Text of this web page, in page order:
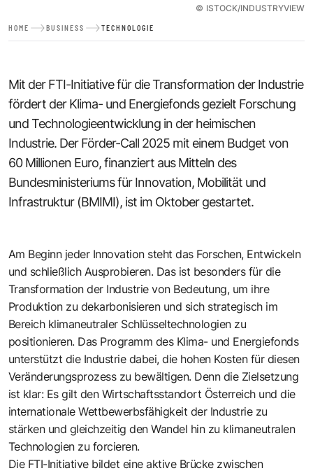
© ISTOCK/INDUSTRYVIEW
HOME BUSINESS TECHNOLOGIE
Mit derFTI-Initiativefür die Transformation der Industrie
fördert der Klima- und Energiefonds gezielt Forschung
und Technologieentwicklung in der heimischen
Industrie. Der Förder-Call 2025 mit einem Budget von
60 Millionen Euro, finanziert aus Mitteln des
Bundesministeriums für Innovation, Mobilität und
Infrastruktur (BMIMI), ist im Oktober gestartet.
Am Beginn jeder Innovation steht das Forschen, Entwickeln
und schließlich Ausprobieren. Das ist besonders für die
Transformation der Industrie von Bedeutung, um ihre
Produktion zu dekarbonisieren und sich strategisch im
Bereich klimaneutraler Schlüsseltechnologien zu
positionieren. Das Programm des Klima- und Energiefonds
unterstützt die Industrie dabei, die hohen Kosten für diesen
Veränderungsprozess zu bewältigen. Denn die Zielsetzung
ist klar: Es gilt den Wirtschaftsstandort Österreich und die
internationale Wettbewerbsfähigkeit der Industrie zu
stärken und gleichzeitig den Wandel hin zu klimaneutralen
Technologien zu forcieren.
Die FTI-Initiative bildet eine aktive Brücke zwischen